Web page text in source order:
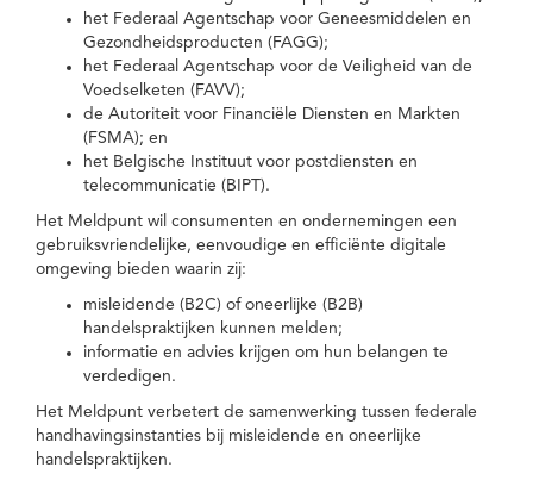
het Federaal Agentschap voor Geneesmiddelen en
Gezondheidsproducten (FAGG);
het Federaal Agentschap voor de Veiligheid van de
Voedselketen (FAVV);
de Autoriteit voor Financiële Diensten en Markten
(FSMA); en
het Belgische Instituut voor postdiensten en
telecommunicatie (BIPT).
Het Meldpunt wil consumenten en ondernemingen een
gebruiksvriendelijke, eenvoudige en efficiënte digitale
omgeving bieden waarin zij:
misleidende (B2C) of oneerlijke (B2B)
handelspraktijken kunnen melden;
informatie en advies krijgen om hun belangen te
verdedigen.
Het Meldpunt verbetert de samenwerking tussen federale
handhavingsinstanties bij misleidende en oneerlijke
handelspraktijken.